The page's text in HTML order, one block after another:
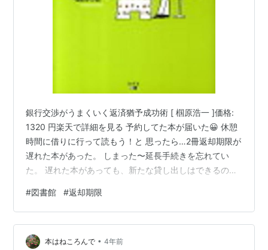
銀行交渉がうまくいく返済猶予成功術 [ 椢原浩一 ]価格:
1320 円楽天で詳細を見る 予約してた本が届いた😀 休憩
時間に借りに行って読もう！と 思ったら…2冊返却期限が
遅れた本があった。 しまった〜延長手続きを忘れてい
た。 遅れた本があっても、新たな貸し出しはできるのだ
人に言われるのは恥ずかしいし、 言わせるのも申し訳な
い。 あきらめて明日返却した後借りよう。 「お早めにお
返し下さい。」と伝えると 不機嫌になる利用者がいるが
こちらも好んで言ってるわけではない。 言わないといけ
#図書館 #返却期限
本はねころんで • 4年前